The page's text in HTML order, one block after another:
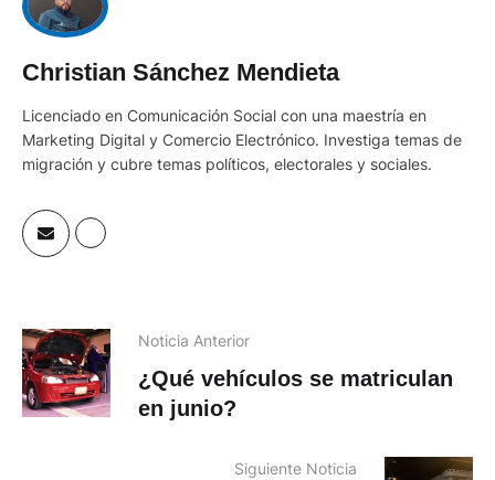
Christian Sánchez Mendieta
Licenciado en Comunicación Social con una maestría en
Marketing Digital y Comercio Electrónico. Investiga temas de
migración y cubre temas políticos, electorales y sociales.
Noticia Anterior
¿Qué vehículos se matriculan
en junio?
Siguiente Noticia